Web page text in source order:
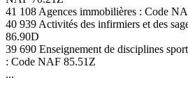
41 108 Agences immobilières : Code
40 939 Activités des infirmiers et des
86.90D
39 690 Enseignement de disciplines
: Code NAF 85.51Z
...